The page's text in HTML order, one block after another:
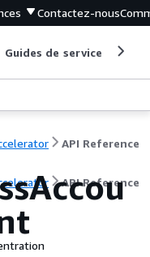
Contactez-nous
Guides de service
API Reference
API Reference